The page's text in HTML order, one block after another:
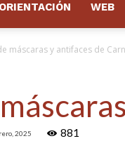
ORIENTACIÓN WEB
máscaras y antifaces de
2025 881